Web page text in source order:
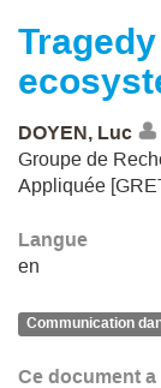
DOYEN, Luc
Groupe de
Appliquée
Langue
en
Communication
Ce document